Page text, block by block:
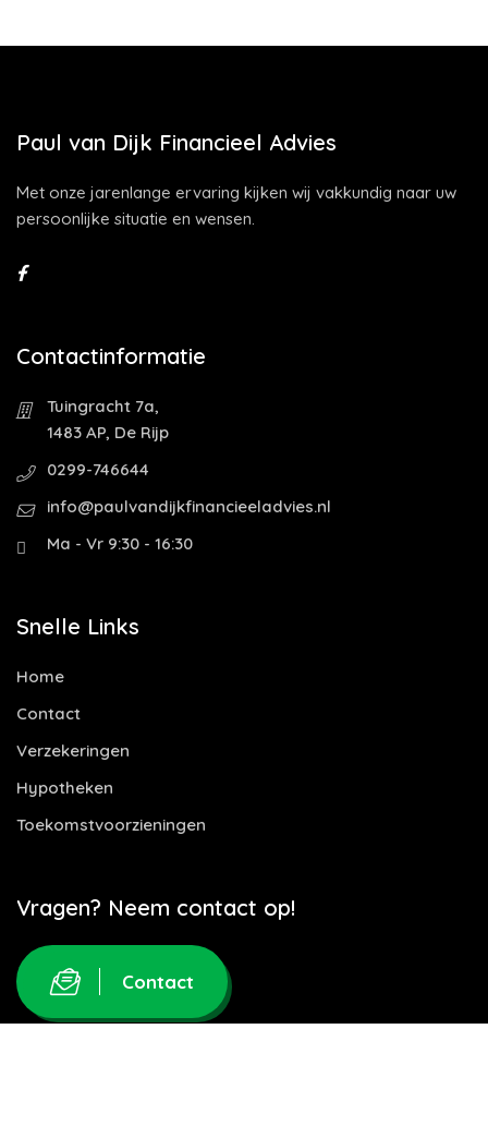
Paul van Dijk Financieel Advies
Met onze jarenlange ervaring kijken wij vakkundig naar uw
persoonlijke situatie en wensen.
Contactinformatie
Tuingracht 7a,
1483 AP, De Rijp
0299-746644
info@paulvandijkfinancieeladvies.nl
Ma - Vr 9:30 - 16:30
Snelle Links
Home
Contact
Verzekeringen
Hypotheken
Toekomstvoorzieningen
Vragen? Neem contact op!
Contact